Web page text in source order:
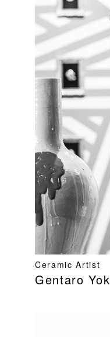
Ceramic Artist
Gentaro